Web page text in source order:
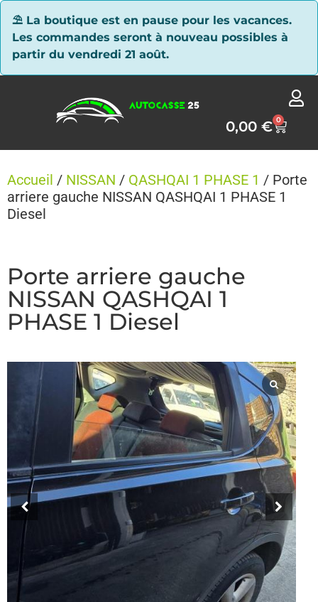
⛱ La boutique est en pause pour les vacances.
Les commandes seront à nouveau possibles à
partir du vendredi 21 août.
0,00€ 0
Accueil / NISSAN / QASHQAI 1 PHASE 1 / Porte
arriere gauche NISSAN QASHQAI 1 PHASE 1
Diesel
Porte arriere gauche
NISSAN QASHQAI 1
PHASE 1 Diesel
Panneau de gestion des cookies